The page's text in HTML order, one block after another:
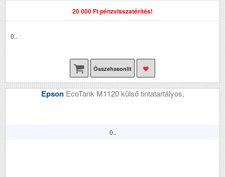
20 000 Ft pénzvisszatérítés!
0..
Összehasonlít
Epson EcoTank M1120 külső tintatartályos,
0..